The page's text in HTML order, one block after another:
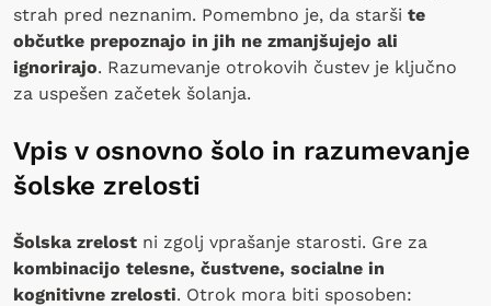
strah pred neznanim. Pomembno je, da starši te
občutke prepoznajo in jih ne zmanjšujejo ali
ignorirajo. Razumevanje otrokovih čustev je ključno
za uspešen začetek šolanja.
Vpis v osnovno šolo in razumevanje
šolske zrelosti
Šolska zrelost ni zgolj vprašanje starosti. Gre za
kombinacijo telesne, čustvene, socialne in
kognitivne zrelosti. Otrok mora biti sposoben: